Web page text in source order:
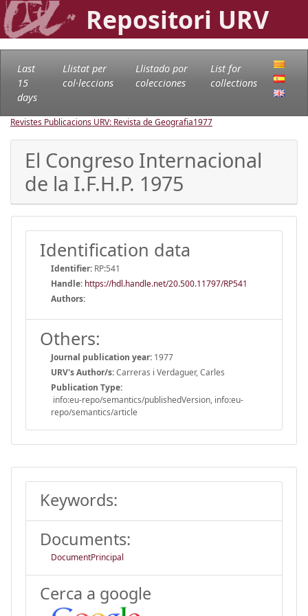
Repositori URV
Last
15
days
Llistat per
col·leccions
Llistado por
colecciones
List for
collections
Revistes Publicacions URV: Revista de Geografia1977
El Congreso Internacional
de la I.F.H.P. 1975
Identification data
Identifier: RP:541
Handle: https://hdl.handle.net/20.500.11797/RP541
Authors:
Others:
Journal publication year: 1977
URV's Author/s:Carreras i Verdaguer, Carles
Publication Type:
info:eu-repo/semantics/publishedVersion, info:eu-
repo/semantics/article
Keywords:
Documents:
DocumentPrincipal
Cerca a google